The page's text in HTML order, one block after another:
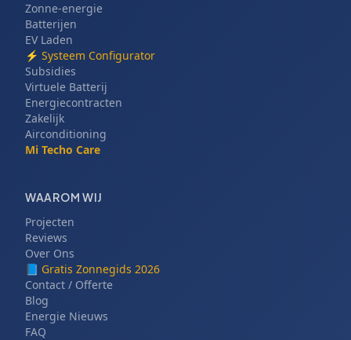
Zonne-energie
Batterijen
EV Laden
⚡ Systeem Configurator
Subsidies
Virtuele Batterij
Energiecontracten
Zakelijk
Airconditioning
Mi Techo Care
WAAROM WIJ
Projecten
Reviews
Over Ons
📘 Gratis Zonnegids 2026
Contact / Offerte
Blog
Energie Nieuws
FAQ